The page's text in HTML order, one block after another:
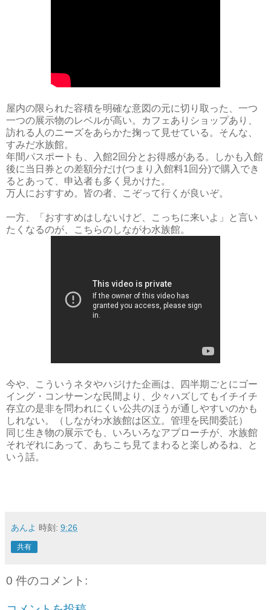
屋内の限られた容積を明確な意図の元に切り取った、一つ
一つの展示物のレベルが高い。カフェありショップあり、
訪れる人のニーズをあらかた掬って見せている。そんな、
すみだ水族館。
年間パスポートも、入館2回分とお得感がある。しかも入館
後に当日券との差額分だけ(つまり入館料1回分)で購入でき
るとあって、申込者も多く見かけた。
万人におすすめ。皆の者、こぞって行くが良いぞ。
一方、「おすすめはしないけど、こっちに来いよ」と言い
たくなるのが、こちらのしながわ水族館。
今や、こういうネタやハジけた企画は、四半期ごとにゴー
イング・コンサーンな民間より、少々ハズしてもイチイチ
存立の是非を問われにくい公共のほうが通しやすいのかも
しれない。（しながわ水族館は区立。管理を民間委託）
同じ生き物の展示でも、いろいろなアプローチが、水族館
それぞれにあって、あちこち見てまわると楽しめるね、と
いう話。
あんよ 時刻: 9:26
共有
0 件のコメント: